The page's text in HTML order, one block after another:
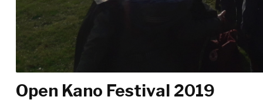
Open Kano Festival 2019